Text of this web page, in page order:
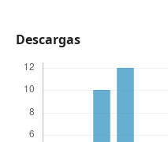
Descargas